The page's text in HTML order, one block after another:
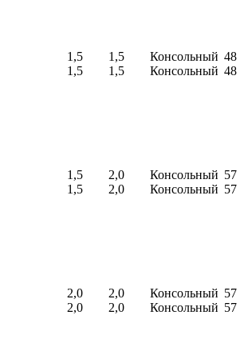
1,5
1,5
1,5
1,5
Консольный
Консольный
48
48
1,5
1,5
2,0
2,0
Консольный
Консольный
57
57
2,0
2,0
2,0
2,0
Консольный
Консольный
57
57